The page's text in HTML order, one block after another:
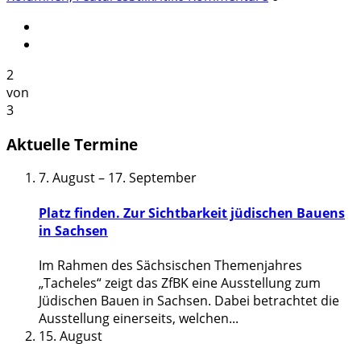
2
von
3
Aktuelle Termine
7. August– 17. September
Platz finden. Zur Sichtbarkeit jüdischen Bauens
in Sachsen
Im Rahmen des Sächsischen Themenjahres
„Tacheles“ zeigt das ZfBK eine Ausstellung zum
Jüdischen Bauen in Sachsen. Dabei betrachtet die
Ausstellung einerseits, welchen...
15. August